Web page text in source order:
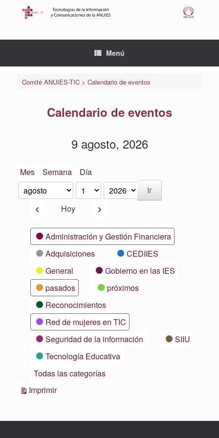
Menú
Comité ANUIES-TIC> Calendario de eventos
Calendario de eventos
9 agosto, 2026
Mes Semana Día
Mes
Día
Año
AnteriorHoy Siguiente
CategoríasAdministración y Gestión Financiera
Adquisiciones
CEDIIES
General
Gobierno en las IES
pasados
próximos
Reconocimientos
Red de mujeres en TIC
Seguridad de la información
SIIU
Tecnología Educativa
Todas las categorías
ImprimirVistas